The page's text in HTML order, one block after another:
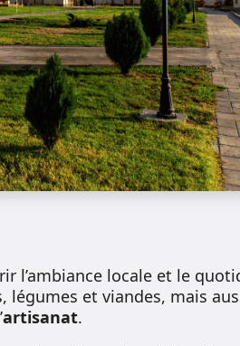
l’ambiance locale et le
légumes et viandes, mais
artisanat.